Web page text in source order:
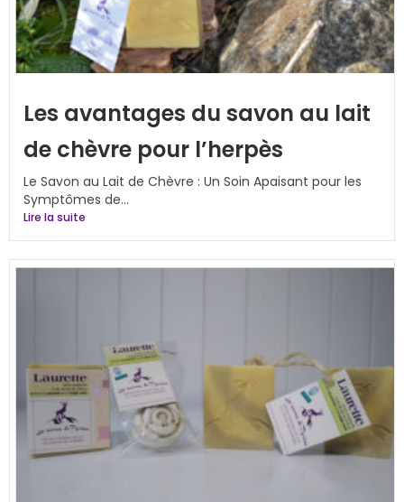
Les avantages du savon au lait
de chèvre pour l’herpès
Le Savon au Lait de Chèvre : Un Soin Apaisant pour les
Symptômes de...
Lire la suite